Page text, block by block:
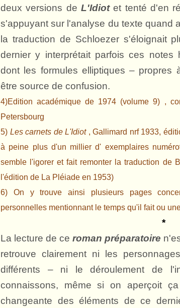
deux versions de L'Idiotet tenté d'en
s'appuyant sur l'analyse du texte quand
la traduction de Schloezer s'éloignait
dernier y interprétait parfois ces notes
dont les formules elliptiques – propres
être source de confusion.
4)Edition académique de 1974 (volume 9) ,
Petersbourg
5) Les carnets de L'Idiot, Gallimard nrf 1933,
à peine plus d'un millier d' exemplaires
semble l'igorer et fait remonter la traduction de
l'édition de La Pléiade en 1953)
6) On y trouve ainsi plusieurs pages
personnelles mentionnant le temps qu'il fait ou
*
La lecture de ceroman préparatoire
retrouve clairement ni les
différents – ni le déroulement de
connaissons, même si on aperçoit
changeante des éléments de ce